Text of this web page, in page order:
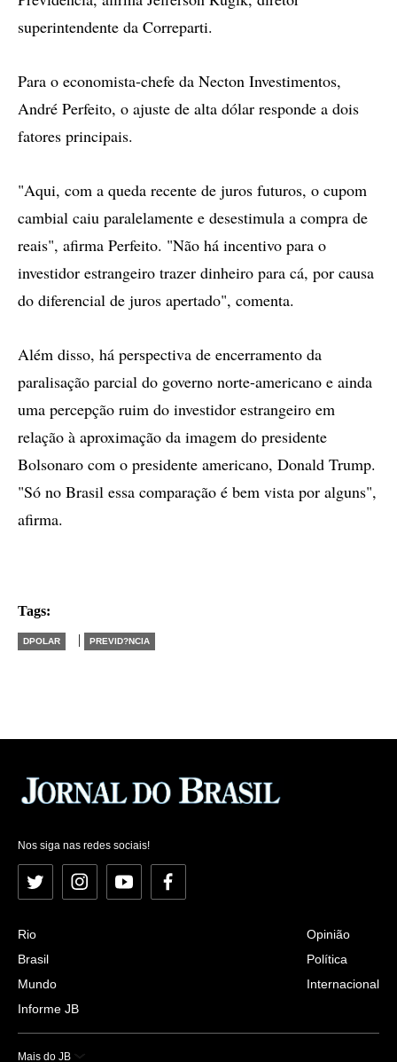
superintendente da Correparti.
Para o economista-chefe da Necton Investimentos,
André Perfeito, o ajuste de alta dólar responde a dois
fatores principais.
"Aqui, com a queda recente de juros futuros, o cupom
cambial caiu paralelamente e desestimula a compra de
reais", afirma Perfeito. "Não há incentivo para o
investidor estrangeiro trazer dinheiro para cá, por causa
do diferencial de juros apertado", comenta.
Além disso, há perspectiva de encerramento da
paralisação parcial do governo norte-americano e ainda
uma percepção ruim do investidor estrangeiro em
relação à aproximação da imagem do presidente
Bolsonaro com o presidente americano, Donald Trump.
"Só no Brasil essa comparação é bem vista por alguns",
afirma.
Tags:
DPOLAR | PREVID?NCIA
Nos siga nas redes sociais!
Twitter InstagramYouTubeFacebook
Rio
Brasil
Mundo
Informe JB
Opinião
Política
Internacional
Mais do JB